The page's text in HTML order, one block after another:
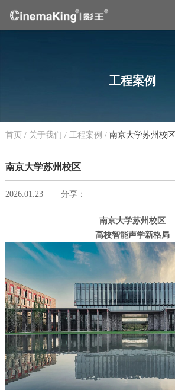
工程案例
首页 / 关于我们 / 工程案例 / 南京大学苏州校区
南京大学苏州校区
2026.01.23 分享：
南京大学苏州校区
高校智能声学新格局